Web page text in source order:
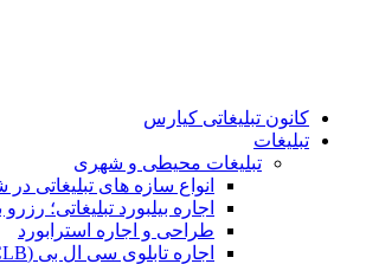
کانون تبلیغاتی کیارس
تبلیغات
تبلیغات محیطی و شهری
انواع سازه‌ های تبلیغاتی
اجاره بیلبورد تبلیغاتی؛
طراحی و اجاره استرابورد
اجاره تابلوی سی ال بی (CLB)